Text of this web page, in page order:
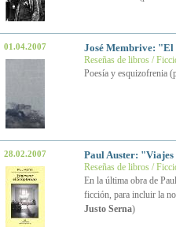
01.04.2007 José Membrive: "El
Reseñas de libros /
Poesía y esquizofrenia
28.02.2007 Paul Auster:
Reseñas de libros /
En la última obra de
ficción, para incluir la
Justo Serna)